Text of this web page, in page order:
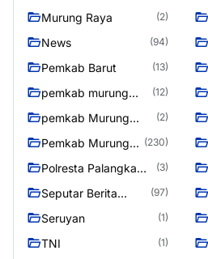
Murung Raya (2)
News (94)
Pemkab Barut (13)
pemkab murung
(12)
pemkab Murung
(2)
Pemkab Murung
(230)
Polresta Palangka
(3)
Seputar Berita
(97)
Seruyan (1)
TNI (1)